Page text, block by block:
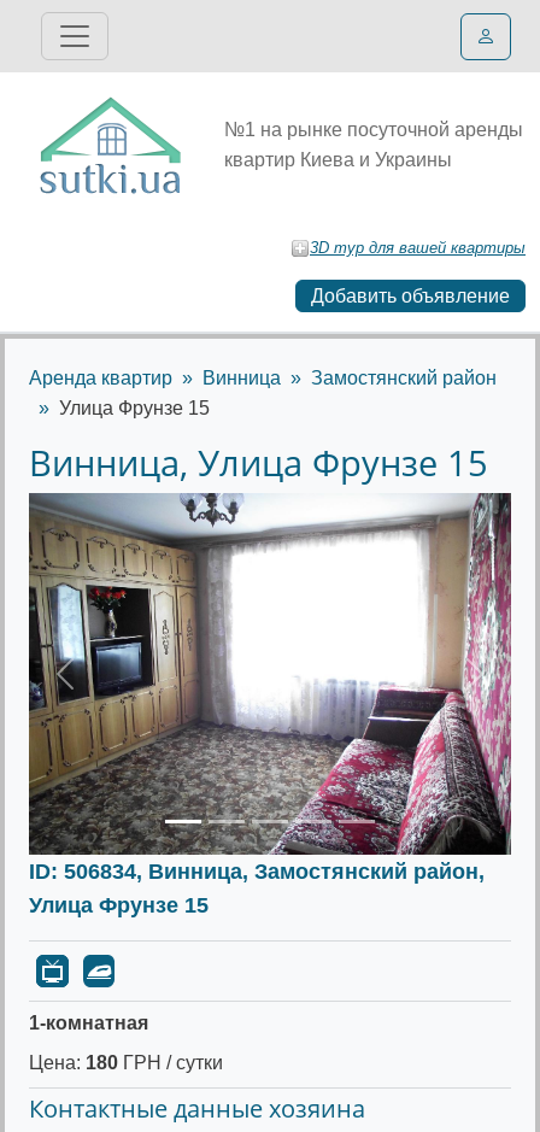
№1 на рынке посуточной аренды
квартир Киева и Украины
3D тур для вашей квартиры
Добавить объявление
Аренда квартир Винница
Замостянский район
Улица Фрунзе 15
Винница, Улица Фрунзе 15
Предыдущее
ID: 506834, Винница, Замостянский район,
Улица Фрунзе 15
1-комнатная
Цена: 180 ГРН / сутки
Контактные данные хозяина